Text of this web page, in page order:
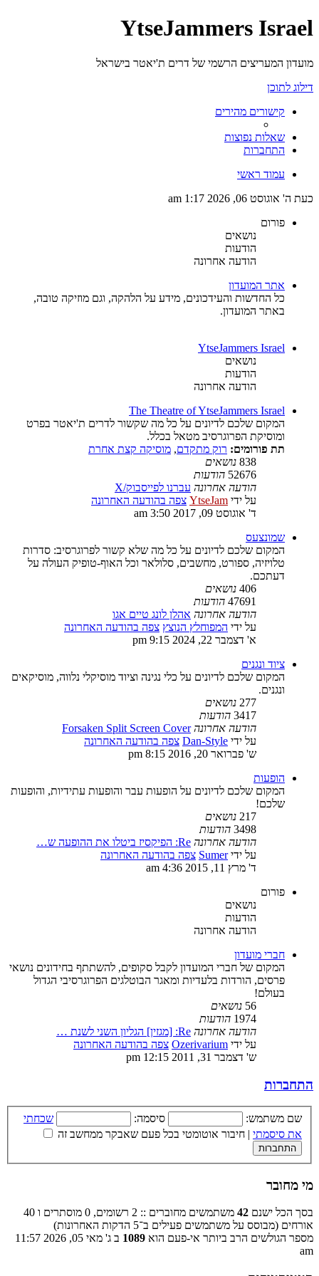
YtseJammers Israel
מועדון המעריצים הרשמי של דרים ת'יאטר בישראל
דילוג לתוכן
קישורים מהירים
שאלות נפוצות
התחברות
עמוד ראשי
כעת ה' אוגוסט 06, 2026 1:17 am
פורום
נושאים
הודעות
הודעה אחרונה
אתר המועדון
כל החדשות והעידכונים, מידע על הלהקה, וגם מוזיקה טובה,
באתר המועדון.
YtseJammers Israel
נושאים
הודעות
הודעה אחרונה
The Theatre of YtseJammers Israel
המקום שלכם לדיונים על כל מה שקשור לדרים ת'יאטר בפרט
ומוסיקת הפרוגרסיב מטאל בכלל.
תת פורומים: רוק מתקדם, מוסיקה קצת אחרת
838 נושאים
52676 הודעות
הודעה אחרונה עברנו לפייסבוק/X
על ידי YtseJam צפה בהודעה האחרונה
ד' אוגוסט 09, 2017 3:50 am
שמונצעס
המקום שלכם לדיונים על כל מה שלא קשור לפרוגרסיב: סדרות
טלויזיה, ספורט, מחשבים, סלולאר וכל האוף-טופיק העולה על
דעתכם.
406 נושאים
47691 הודעות
הודעה אחרונה אהלן לונג טיים אגו
על ידי המפוחלץ הנוצץ צפה בהודעה האחרונה
א' דצמבר 22, 2024 9:15 pm
ציוד ונגנים
המקום שלכם לדיונים על כלי נגינה וציוד מוסיקלי נלווה, מוסיקאים
ונגנים.
277 נושאים
3417 הודעות
הודעה אחרונה Forsaken Split Screen Cover
על ידי Dan-Style צפה בהודעה האחרונה
ש' פברואר 20, 2016 8:15 pm
הופעות
המקום שלכם לדיונים על הופעות עבר והופעות עתידיות, והופעות
שלכם!
217 נושאים
3498 הודעות
הודעה אחרונה Re: הפיקסיז ביטלו את ההופעה ש…
על ידיSumer צפה בהודעה האחרונה
ד' מרץ 11, 2015 4:36 am
פורום
נושאים
הודעות
הודעה אחרונה
חברי מועדון
המקום של חברי המועדון לקבל סקופים, להשתתף בחידונים נושאי
פרסים, הורדות בלעדיות ומאגר הבוטלגים הפרוגרסיבי הגדול
בעולם!
56 נושאים
1974 הודעות
הודעה אחרונה Re: [מגזין] הגליון השני לשנת …
על ידי Ozerivarium צפה בהודעה האחרונה
ש' דצמבר 31, 2011 12:15 pm
התחברות
שם משתמש: סיסמה:
שכחתי
את סיסמתי | חיבור אוטומטי בכל פעם שאבקר ממחשב זה
מי מחובר
בסך הכל ישנם 42
משתמשים מחוברים :: 2 רשומים, 0 מוסתרים ו 40
אורחים (מבוסס על משתמשים פעילים ב־5 הדקות האחרונות)
מספר הגולשים הרב ביותר אי-פעם הוא 1089
ב ג' מאי 05, 2026 11:57
am